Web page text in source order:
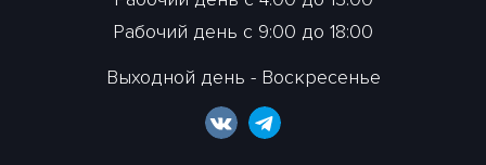
Рабочий день с 9:00 до 18:00
Выходной день - Воскресенье